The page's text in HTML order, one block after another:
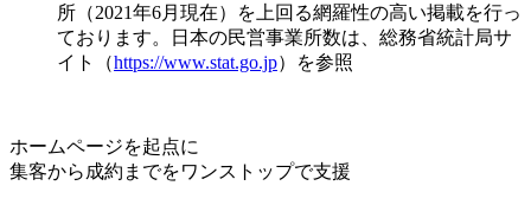
所（2021年6月現在）を上回る網羅性の高い掲載を行っ
ております。日本の民営事業所数は、総務省統計局サ
イト（https://www.stat.go.jp）を参照
ホームページを起点に
集客から成約までをワンストップで支援